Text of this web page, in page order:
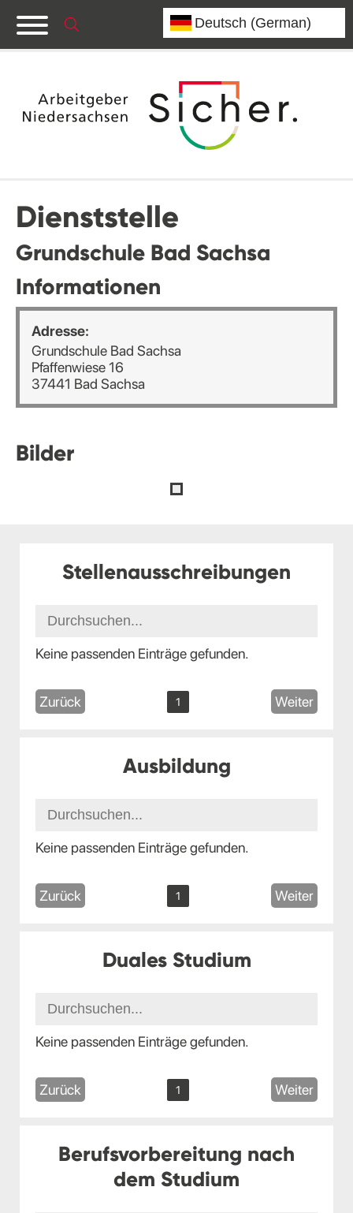
Dienststelle
Grundschule Bad Sachsa
Informationen
Adresse:
Grundschule Bad Sachsa
Pfaffenwiese 16
37441 Bad Sachsa
Bilder
Stellenausschreibungen
Keine passenden Einträge gefunden.
Zurück 1 Weiter
Ausbildung
Keine passenden Einträge gefunden.
Zurück 1 Weiter
Duales Studium
Keine passenden Einträge gefunden.
Zurück 1 Weiter
Berufsvorbereitung nach
dem Studium